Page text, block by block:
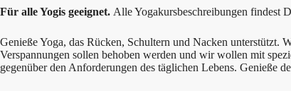
Für alle Yogis geeignet. Alle Yogakursbeschreibungen findest
Genieße Yoga, das Rücken, Schultern und Nacken unterstützt.
Verspannungen sollen behoben werden und wir wollen mit
gegenüber den Anforderungen des täglichen Lebens. Genieße